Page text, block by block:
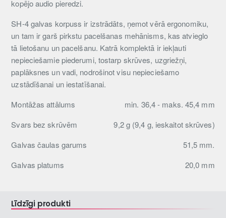
kopējo audio pieredzi.
SH-4 galvas korpuss ir izstrādāts, ņemot vērā ergonomiku,
un tam ir garš pirkstu pacelšanas mehānisms, kas atvieglo
tā lietošanu un pacelšanu. Katrā komplektā ir iekļauti
nepieciešamie piederumi, tostarp skrūves, uzgriežņi,
paplāksnes un vadi, nodrošinot visu nepieciešamo
uzstādīšanai un iestatīšanai.
Montāžas attālums
min. 36,4 - maks. 45,4 mm
Svars bez skrūvēm
9,2 g (9,4 g, ieskaitot skrūves)
Galvas čaulas garums
51,5 mm.
Galvas platums
20,0 mm
Līdzīgi produkti